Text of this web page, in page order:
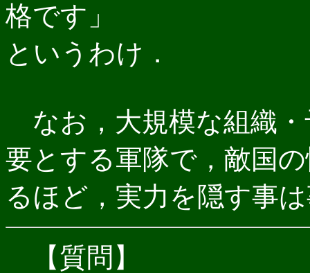
格です」
というわけ．
なお，大規模な組織・
要とする軍隊で，敵国
るほど，実力を隠す事
【質問】